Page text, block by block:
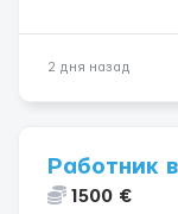
2 дня назад
Работник
1500 €